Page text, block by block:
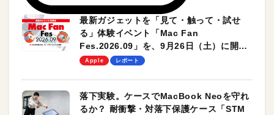
最新ガジェットを「見て・触って・試せ
る」体験イベント「Mac Fan
Fes.2026.09」を、9月26日（土）に開催
します！
Apple レポート
落下実験。ケースでMacBook Neoを守れ
るか？ 耐衝撃・対落下保護ケース「STM